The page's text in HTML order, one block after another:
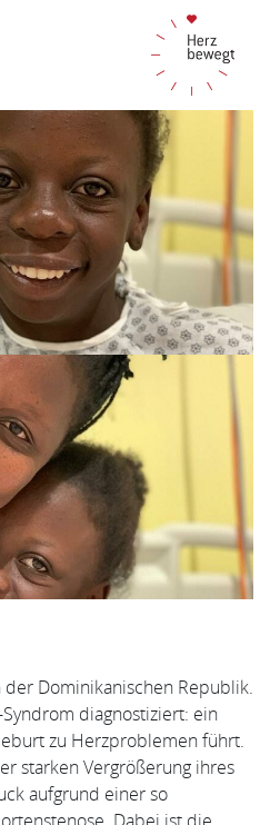
Dominikanischen Republik.
diagnostiziert: ein
zu Herzproblemen führt.
starken Vergrößerung ihres
aufgrund einer so